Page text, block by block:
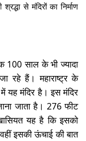
से मंदिरों का निर्माण
साल के भी ज्यादा
रहे हैं। महाराष्ट्र के
यह मंदिर है। इस मंदिर
जाता है। 276 फीट
यह है कि इसको
इसकी ऊंचाई की बात